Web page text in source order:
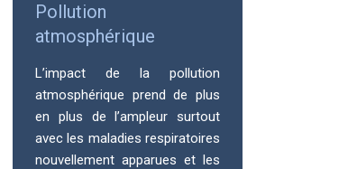
Pollution
atmosphérique
L’impact de la pollution
atmosphérique prend de plus
en plus de l’ampleur surtout
avec les maladies respiratoires
nouvellement apparues et les